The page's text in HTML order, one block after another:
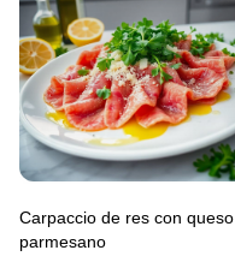
Carpaccio de res con queso
parmesano